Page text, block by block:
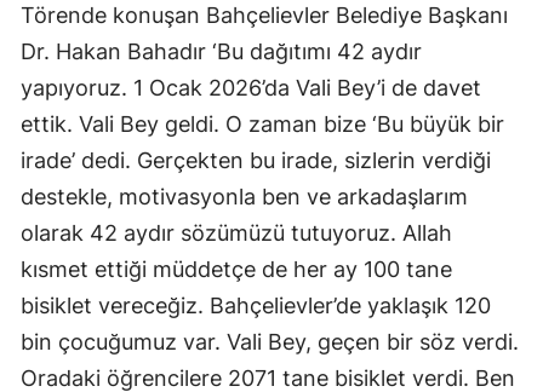
Törende konuşan Bahçelievler Belediye Başkanı
Dr. Hakan Bahadır ‘Bu dağıtımı 42 aydır
yapıyoruz. 1 Ocak 2026’da Vali Bey’i de davet
ettik. Vali Bey geldi. O zaman bize ‘Bu büyük bir
irade’ dedi. Gerçekten bu irade, sizlerin verdiği
destekle, motivasyonla ben ve arkadaşlarım
olarak 42 aydır sözümüzü tutuyoruz. Allah
kısmet ettiği müddetçe de her ay 100 tane
bisiklet vereceğiz. Bahçelievler’de yaklaşık 120
bin çocuğumuz var. Vali Bey, geçen bir söz verdi.
Oradaki öğrencilere 2071 tane bisiklet verdi. Ben